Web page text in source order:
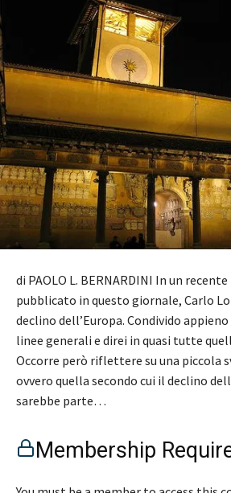
di PAOLO L. BERNARDINI In un
pubblicato in questo giornale, Carlo
declino dell’Europa. Condivido
linee generali e direi in quasi tutte
Occorre però riflettere su una piccola
ovvero quella secondo cui il declino
sarebbe parte…
Membership